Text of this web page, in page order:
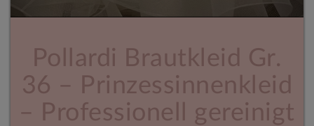
Pollardi Brautkleid Gr.
36 – Prinzessinnenkleid
– Professionell gereinigt